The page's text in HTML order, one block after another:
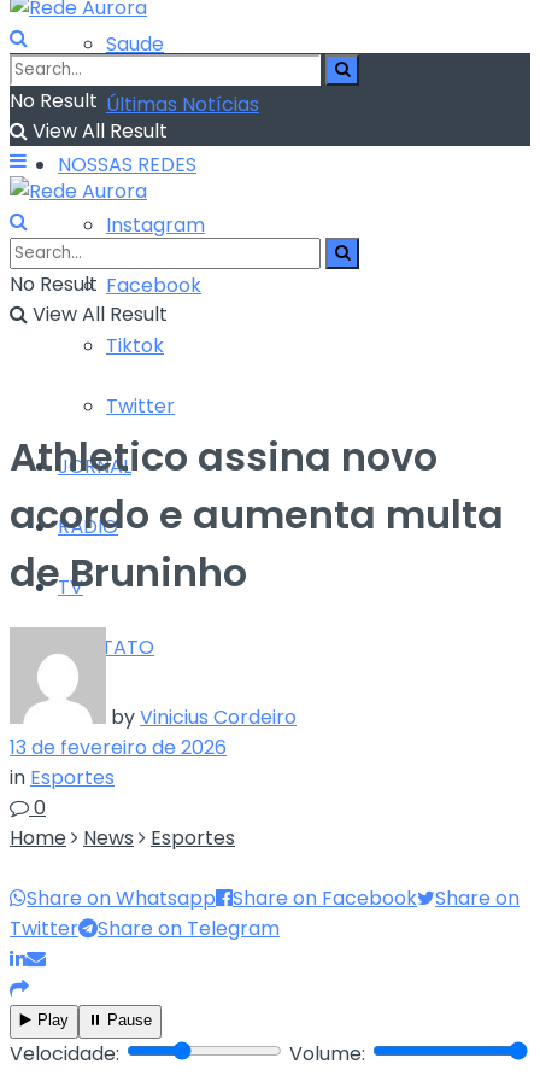
Saude
Últimas Notícias
NOSSAS REDES
Instagram
Facebook
Tiktok
Twitter
JORNAL
RÁDIO
TV
CONTATO
No Result
View All Result
No Result
View All Result
Athletico assina novo
acordo e aumenta multa
de Bruninho
byVinicius Cordeiro
13 de fevereiro de 2026
in Esportes
0
Home
News Esportes
Share on Whatsapp Share on Facebook
Share on
Twitter
Share on Telegram
▶️ Play ⏸️ Pause
Velocidade: Volume: